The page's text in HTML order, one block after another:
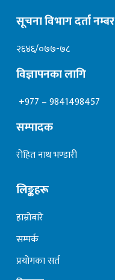
सूचना विभाग दर्ता नम्बर
२६४६/०७७-७८
विज्ञापनका लागि
+977 – 9841498457
सम्पादक
रोहित नाथ भण्डारी
लिङ्कहरू
हाम्रोबारे
सम्पर्क
प्रयोगका सर्त